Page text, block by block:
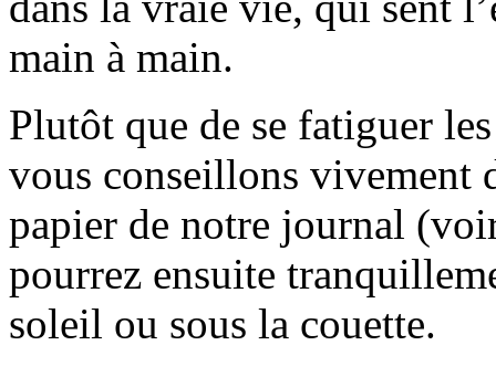
main à main.
Plutôt que de se fatiguer
vous conseillons vivement
papier de notre journal
pourrez ensuite
soleil ou sous la couette.